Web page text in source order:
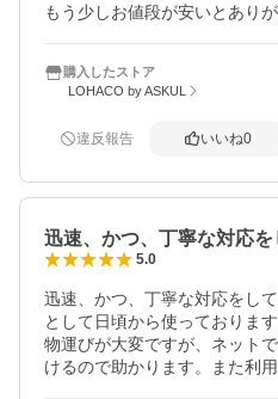
もう少しお値段が安いとあり
購入したストア
LOHACO by ASKUL
違反報告 いいね0
迅速、かつ、丁寧な対応
5.0
迅速、かつ、丁寧な対応をし
として日頃から使っておりま
物運びが大変ですが、ネット
けるので助かります。また利用